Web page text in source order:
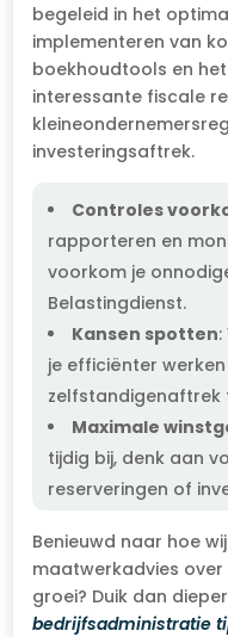
begeleid in het
implementeren van
boekhoudtools en
interessante fiscale
investeringsaftrek.
Controles
rapporteren en
voorkom je
Belastingdienst.
Kansen spotten
je efficiënter
zelfstandigenaftrek
Maximale
tijdig bij, denk aan
reserveringen of
Benieuwd naar hoe
maatwerkadvies
groei? Duik dan
bedrijfsadministratie